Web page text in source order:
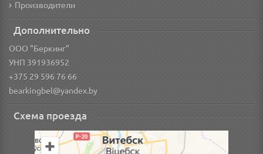
Производители
Дополнительно
ООО "Беркинг"
УНП 391936952
+375 29 596 76 66
bearkingbel@yandex.by
Схема проезда